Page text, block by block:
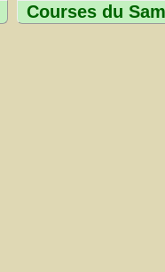
Courses du